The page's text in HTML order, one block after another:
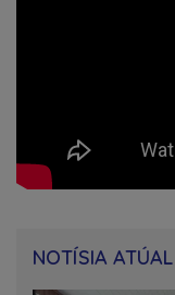
NOTÍSIA ATÚAL